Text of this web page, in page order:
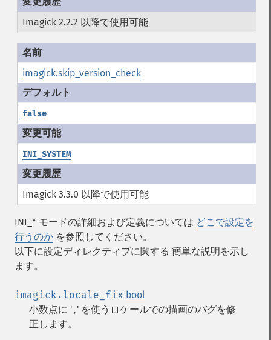
Imagick 2.2.2 以降で使用可能
imagick.skip_version_check
false
INI_SYSTEM
Imagick 3.3.0 以降で使用可能
INI_* モードの詳細および定義については どこで設定を
行うのか を参照してください。
以下に設定ディレクティブに関する 簡単な説明を示し
ます。
imagick.locale_fix bool
小数点に ',' を使うロケールでの描画のバグを修
正します。